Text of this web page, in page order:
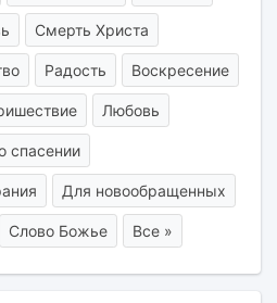
Смерть Христа
Радость Воскресение
Любовь
спасении
Для новообращенных
Слово Божье Все »